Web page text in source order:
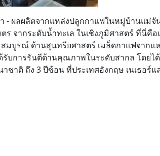
- ผลผลิตจากแหล่งปลูกกาแฟในหมู่บ้านแม่จั
ร จากระดับน้ำทะเล ในเชิงภูมิศาสตร์ ที่นี่คือ
มบูรณ์ ด้านสุนทรียศาสตร์ เมล็ดกาแฟจากแ
บการรันตีด้านคุณภาพในระดับสากล โดยไ
าติ ถึง 3 ปีซ้อน ที่ประเทศอังกฤษ เนเธอร์แ